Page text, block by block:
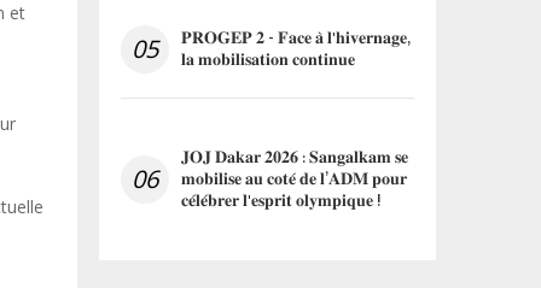
et
05 𝐏𝐑𝐎𝐆𝐄𝐏 𝟐 - 𝐅𝐚𝐜𝐞 𝐚̀ 𝐥'𝐡𝐢𝐯𝐞𝐫𝐧𝐚𝐠𝐞,
𝐥𝐚 𝐦𝐨𝐛𝐢𝐥𝐢𝐬𝐚𝐭𝐢𝐨𝐧 𝐜𝐨𝐧𝐭𝐢𝐧𝐮𝐞
06
𝐉𝐎𝐉 𝐃𝐚𝐤𝐚𝐫 𝟐𝟎𝟐𝟔 : 𝐒𝐚𝐧𝐠𝐚𝐥𝐤𝐚𝐦 𝐬𝐞
𝐦𝐨𝐛𝐢𝐥𝐢𝐬𝐞 𝐚𝐮 𝐜𝐨𝐭𝐞́ 𝐝𝐞 𝐥’𝐀𝐃𝐌 𝐩𝐨𝐮𝐫
𝐜𝐞́𝐥𝐞́𝐛𝐫𝐞𝐫 𝐥'𝐞𝐬𝐩𝐫𝐢𝐭 𝐨𝐥𝐲𝐦𝐩𝐢𝐪𝐮𝐞 !